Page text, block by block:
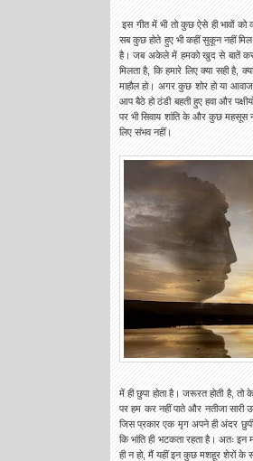
इस गीत में भी तो कुछ ऐसे ही भावों को
सब कुछ होते हुए भी कहीं सुकून नहीं
है। जब अकेले में हमको खुद से बातें करने
मिलता है, कि हमारे लिए क्या सही है,
माहौल हो। अगर कुछ शोर हो या
आप बैठे हो ठंडी बहती हुए हवा और
पर भी सिवाय शांति के और कुछ महसूस
लिए संभव नहीं।
में ही छुपा होता है। जरूरत होती है,
पर हम कर नहीं पाते और नतीजा सारी
जिस प्रकार एक मृग अपने ही अंदर
कि भांति ही भटकता रहता है। अतः
ही न हो, मैं यहीं इन कुछ मशहूर शेरों के